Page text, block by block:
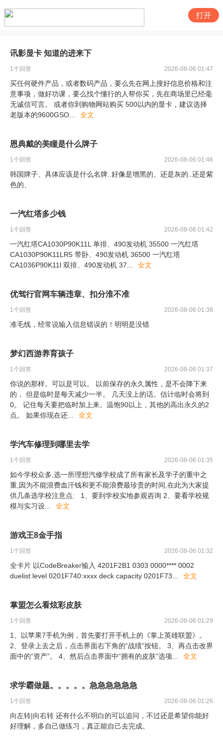
打开
讯影显卡 知道的进来下
1个回答 2026-08-06 01:47
买任何硬件产品，或者数码产品，要么先在网上搜好信息价格和注
意事项，做好功课，要么找个懂行的人帮你买，先在商场里已经毫
无诚信可言。 或者你到购物网站购买 500以内的显卡，建议选择
老版本的9600GSO
全文
恩典戴的美瞳是什么牌子
1个回答 2026-08-06 01:46
韩国牌子、具体应该是什么名牌..好像是增黑的、还是灰的..还是紫
色的、
一汽红塔多少钱
1个回答 2026-08-06 01:42
一汽红塔CA1030P90K11L 单排、490发动机 35500 一汽红塔
CA1030P90K11LR5 带卧、490发动机 36500 一汽红塔
CA1036P90K11l 双排、490发动机 37
全文
优驾行官网车辆违章、扣分淮不准
1个回答 2026-08-06 01:38
准毛线，经常说输入信息错误的！明明是没错
梦幻西游养育孩子
1个回答 2026-08-06 01:37
你说的那样。可以是可以。 以前保存的永久属性，是不会降下来
的， 但是临时是每天减少一半。 几天没上的话。估计临时会将到
0。 记住每天要把临时加上来。温饱90以上，其他的高出永久的2
点。 如果你现在还
全文
学汽车修理到哪里去学
1个回答 2026-08-06 01:35
如今学校众多,选一所理想汽修学校成了所有家长及学子的重中之
重,因为不能浪费血汗钱和更不能浪费最珍贵的时间,在此为大家提
供几条选学校注意点: 1、要到学校实地参观咨询 2、要看学校规
模与实习设
全文
游戏王8金手指
1个回答 2026-08-06 01:32
全卡片 以CodeBreaker输入 4201F2B1 0303 0000**** 0002
duelist level 0201F740:xxxx deck capacity 0201F73
全文
掌盟怎么看炫彩皮肤
1个回答 2026-08-06 01:29
1、以苹果7手机为例，首先要打开手机上的《掌上英雄联盟》。
2、登录上去之后，点击界面右下角的“战绩”按钮。 3、再点击改界
面中的“资产”。 4、然后点击界面中“拥有的皮肤”选项
全文
求学霸做题。。。。。急急急急急急
1个回答 2026-08-06 01:26
向左转|向右转 还有什么不明白的可以追问，不过还是希望你能好
好理解，多自己做练习，真正能自己去完成。